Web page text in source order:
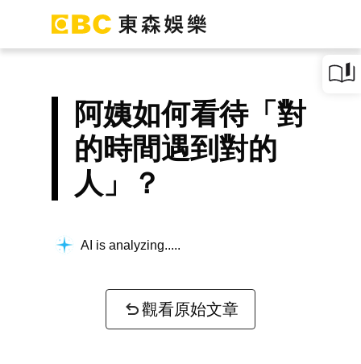
阿姨如何看待「對
的時間遇到對的
人」？
AI is analyzing...
觀看原始文章